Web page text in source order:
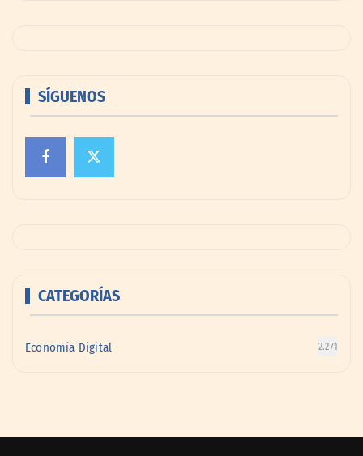
SÍGUENOS
CATEGORÍAS
Economía Digital 2.271